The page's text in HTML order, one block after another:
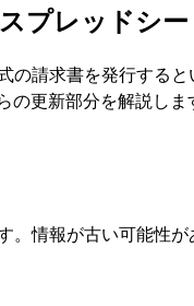
プレッドシー
請求書を発行する
更新部分を解説しま
情報が古い可能性が